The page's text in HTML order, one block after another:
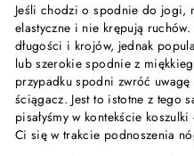
Jeśli chodzi o spodnie do jogi,
elastyczne i nie krępują
długości i krojów, jednak
lub szerokie spodnie z
przypadku spodni zwróć
ściągacz. Jest to istotne z tego
pisałyśmy w kontekście
Ci się w trakcie podnoszenia